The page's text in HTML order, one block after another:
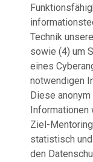
Technik
sowie (4) um
eines
notwendigen
Diese
Informationen
Ziel-
statistisch
den